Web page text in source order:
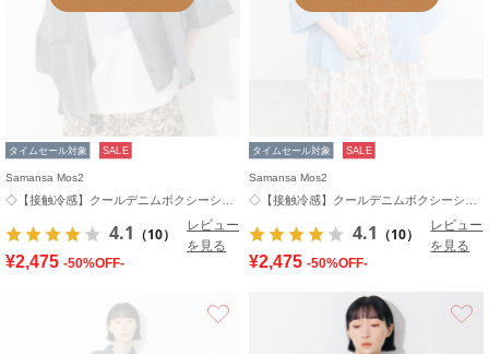
タイムセール対象 SALE
Samansa Mos2
4.1 （10）
レビュー
を見る
¥2,475 -50%OFF-
タイムセール対象 SALE
Samansa Mos2
4.1 （10）
レビュー
を見る
¥2,475 -50%OFF-